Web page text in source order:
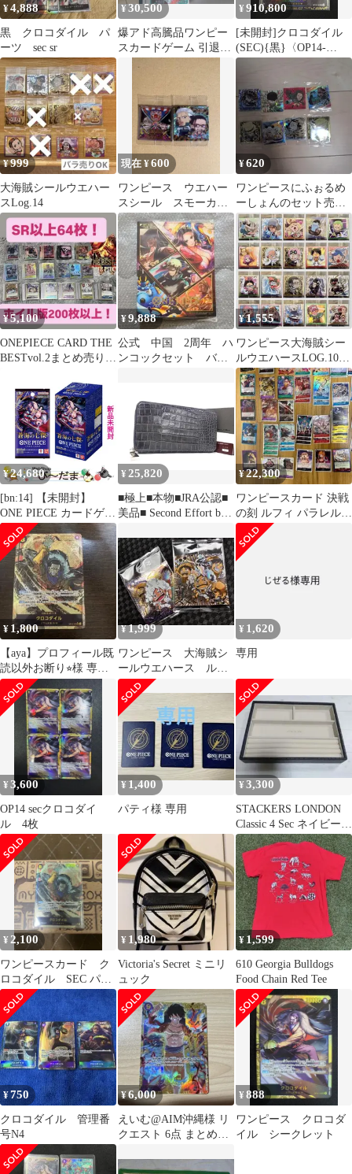
¥4,888
黒 クロコダイル パ
ーツ sec sr
¥30,500
爆アド高騰品ワンピー
スカードゲーム 引退品
¥910,800
[未開封]クロコダイル
(SEC){黒}〈OP14-
120〉[チャンピオンシ
ップ26-27] CSクロコダ
イル
¥999
大海賊シールウエハー
スLog.14
現在 ¥600
ワンピース ウエハー
スシール スモーカー
&たしぎ クロスギル
ド 2枚セット
¥620
ワンピースにふぉるめ
ーしょんのセット売り
(個別可)
¥5,100
ONEPIECE CARD THE
BESTvol.2まとめ売り
¥9,888
公式 中国 2周年 ハ
ンコックセット バイ
¥1,555
ワンピース大海賊シー
ルウエハースLOG.10〜
14 SEC含む20枚 まとめ
売り
¥24,680
[bn:14] 【未開封】
ONE PIECE カードゲー
ム ブースターパック 蒼
海の七傑【OP-
14】/BOX◆新品Ss
¥ 25,820
■極上■本物■JRA公認■
美品■ Second Effort by
ト クロコダイル ラウン
ドファスナー 長財布 グ
レー系 BT5040
¥22,300
ワンピースカード 決戦
の刻 ルフィ パラレル
エースSEC 4コン多数
¥ 1,800
【aya】プロフィール既
読以外お断り⭐︎様 専用
ページ
¥1,999
ワンピース 大海賊シ
ールウエハース ルフ
ィusgr+ ルフィsgr ニ
カ
¥ 1,620
専用
¥3,600
OP14 secクロコダイ
ル 4枚
¥1,400
パティ様 専用
¥3,300
STACKERS LONDON
Classic 4 Sec ネイビーク
ロコ調
¥ 2,100
ワンピースカード ク
ロコダイル SEC パラ
レル OP14-120 シーク
レット
¥ 1,980
Victoria's Secret ミニリ
ュック
¥ 1,599
610 Georgia Bulldogs
Food Chain Red Tee
¥750
クロコダイル 管理番
号N4
¥6,000
えいむ@AIM沖縄様 リ
クエスト 6点 まとめ商
¥888
ワンピース クロコダ
イル シークレット